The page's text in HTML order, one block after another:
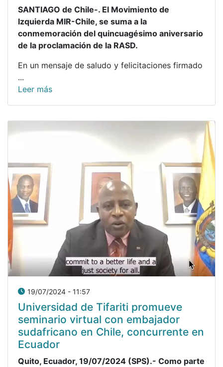
SANTIAGO de Chile-. El Movimiento de
Izquierda MIR-Chile, se suma a la
conmemoración del quincuagésimo aniversario
de la proclamación de la RASD.
En un mensaje de saludo y felicitaciones firmado
...
Leer más
19/07/2024 - 11:57
Universidad de Tifariti promueve
seminario virtual con embajador
sudafricano en Chile, concurrente en
Ecuador
Quito, Ecuador, 19/07/2024 (SPS).- Como parte